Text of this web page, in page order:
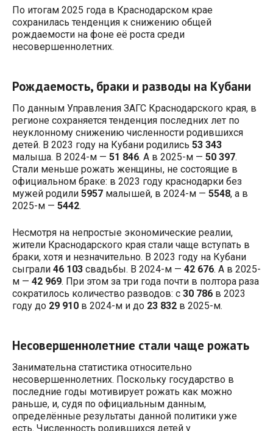
По итогам 2025 года в Краснодарском крае
сохранилась тенденция к снижению общей
рождаемости на фоне её роста среди
несовершеннолетних.
Рождаемость, браки и разводы на Кубани
По данным Управления ЗАГС Краснодарского края, в
регионе сохраняется тенденция последних лет по
неуклонному снижению численности родившихся
детей. В 2023 году на Кубани родились 53 343
малыша. В 2024-м — 51 846. А в 2025-м — 50 397.
Стали меньше рожать женщины, не состоящие в
официальном браке: в 2023 году краснодарки без
мужей родили 5957 малышей, в 2024-м — 5548, а в
2025-м — 5442.
Несмотря на непростые экономические реалии,
жители Краснодарского края стали чаще вступать в
браки, хотя и незначительно. В 2023 году на Кубани
сыграли 46 103 свадьбы. В 2024-м — 42 676. А в 2025-
м — 42 969. При этом за три года почти в полтора раза
сократилось количество разводов: с 30 786 в 2023
году до 29 910 в 2024-м и до 23 832 в 2025-м.
Несовершеннолетние стали чаще рожать
Занимательна статистика относительно
несовершеннолетних. Поскольку государство в
последние годы мотивирует рожать как можно
раньше, и, судя по официальным данным,
определённые результаты данной политики уже
есть. Численность родившихся детей у